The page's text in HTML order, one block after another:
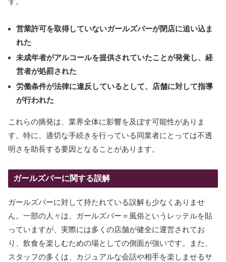
営業許可を取得していないガールズバーが閉店に追い込ま
れた
未成年者がアルコールを提供されていたことが発覚し、経
営者が処罰された
労働条件が法律に違反しているとして、店舗に対して指導
が行われた
これらの摘発は、業界全体に影響を及ぼす可能性がありま
す。特に、適切な手続きを行っている同業者にとっては不透
明さを助長する要因となることがあります。
ガールズバーに関する誤解
ガールズバーに対して持たれている誤解も少なくありませ
ん。一部の人々は、ガールズバー＝風俗というレッテルを貼
っていますが、実際には多くの店舗が健全に運営されてお
り、飲食を楽しむための場としての側面が強いです。また、
スタッフの多くは、カジュアルな会話や相手を楽しませるサ